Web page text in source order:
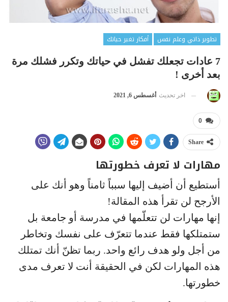
تطوير ذاتي وعلم نفس
أفكار تغير حياتك
7 عادات تجعلك تفشل في حياتك وتكرر فشلك مرة
بعد أخرى !
اخر تحديث أغسطس 6, 2021
0
Share
مهارات لا تعرف خطورتها
أستطيع أن أضيف إليها سبباً ثامناً وهو أنك على
الأرجح لن تقرأ هذه المقالة!
إنها مهارات لن تتعلّمها في مدرسة أو جامعة بل
ستمتلكها فقط عندما تتعرّف على نفسك وتخاطر
من أجل ولو هدف رائع واحد. ربما تظنّ أنك تمتلك
هذه المهارات لكن في الحقيقة أنت لا تعرف مدى
خطورتها.